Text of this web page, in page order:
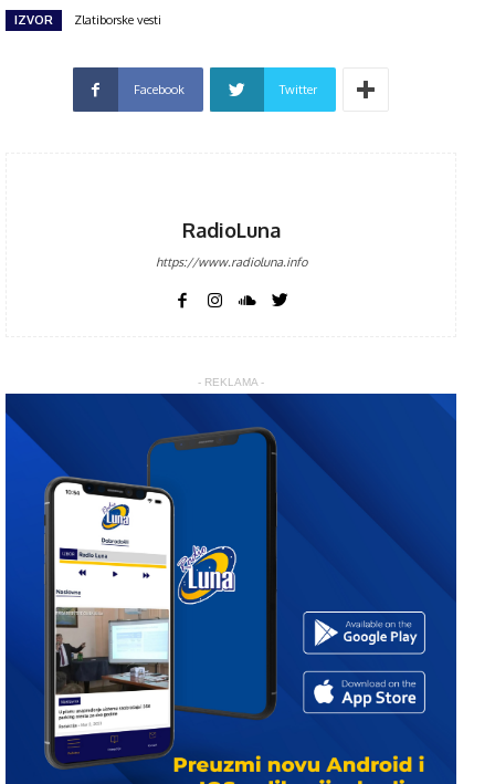
IZVOR Zlatiborske vesti
Facebook Twitter
RadioLuna
https://www.radioluna.info
- REKLAMA -